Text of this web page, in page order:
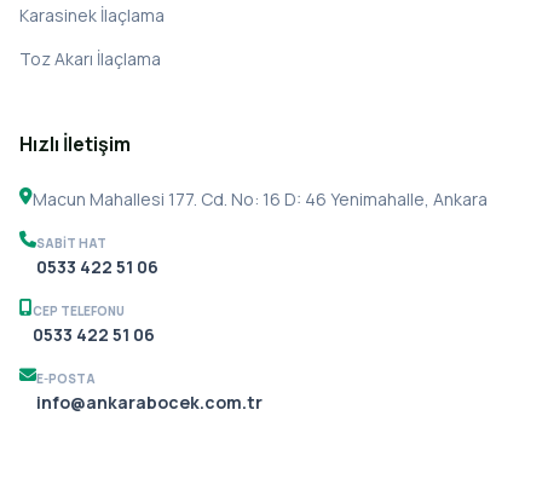
Karasinek İlaçlama
Toz Akarı İlaçlama
Hızlı İletişim
Macun Mahallesi 177. Cd. No: 16 D: 46 Yenimahalle, Ankara
SABIT HAT
0533 422 51 06
CEP TELEFONU
0533 422 51 06
E-POSTA
info@ankarabocek.com.tr